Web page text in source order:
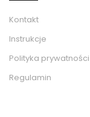
Kontakt
Instrukcje
Polityka prywatności
Regulamin